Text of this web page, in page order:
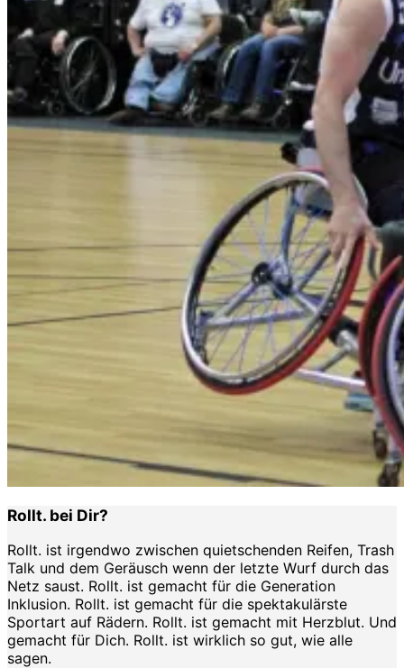
Rollt. bei Dir?
Rollt. ist irgendwo zwischen quietschenden Reifen, Trash
Talk und dem Geräusch wenn der letzte Wurf durch das
Netz saust. Rollt. ist gemacht für die Generation
Inklusion. Rollt. ist gemacht für die spektakulärste
Sportart auf Rädern. Rollt. ist gemacht mit Herzblut. Und
gemacht für Dich. Rollt. ist wirklich so gut, wie alle
sagen.